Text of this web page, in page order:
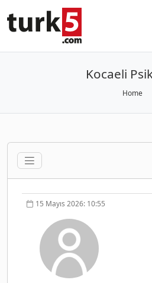
Kocaeli
Home
15 Mayıs 2026: 10:55